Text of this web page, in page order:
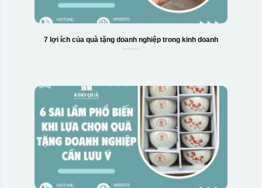
7 lợi ích của quà tặng doanh nghiệp trong kinh doanh